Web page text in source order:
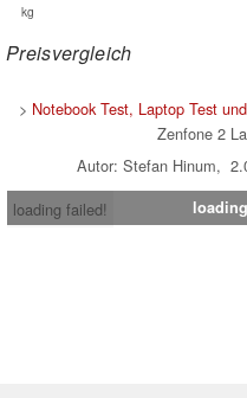
kg
Preisvergleich
> Notebook Test, Laptop Test
Zenfone 2
Autor: Stefan Hinum,
loading failed!